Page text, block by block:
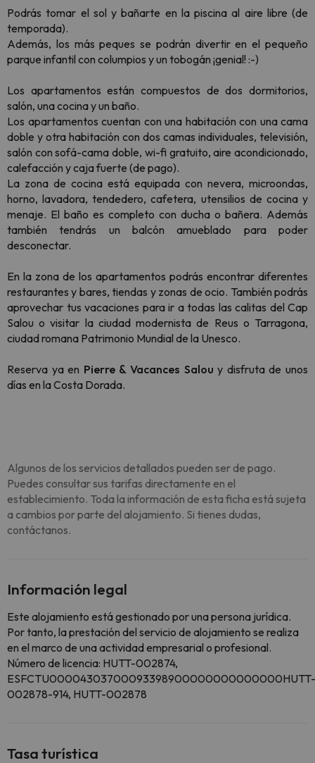
Podrás tomar el sol y bañarte en la piscina al aire libre (de
temporada).
Además, los más peques se podrán divertir en el pequeño
parque infantil con columpios y un tobogán ¡genial! :-)
Los apartamentos están compuestos de dos dormitorios,
salón, una cocina y un baño.
Los apartamentos cuentan con una habitación con una cama
doble y otra habitación con dos camas individuales, televisión,
salón con sofá-cama doble, wi-fi gratuito, aire acondicionado,
calefacción y caja fuerte (de pago).
La zona de cocina está equipada con nevera, microondas,
horno, lavadora, tendedero, cafetera, utensilios de cocina y
menaje. El baño es completo con ducha o bañera. Además
también tendrás un balcón amueblado para poder
desconectar.
En la zona de los apartamentos podrás encontrar diferentes
restaurantes y bares, tiendas y zonas de ocio. También podrás
aprovechar tus vacaciones para ir a todas las calitas del Cap
Salou o visitar la ciudad modernista de Reus o Tarragona,
ciudad romana Patrimonio Mundial de la Unesco.
Reserva ya en Pierre & Vacances Salou y disfruta de unos
días en la Costa Dorada.
Algunos de los servicios detallados pueden ser de pago.
Puedes consultar sus tarifas directamente en el
establecimiento. Toda la información de esta ficha está sujeta
a cambios por parte del alojamiento. Si tienes dudas,
contáctanos.
Información legal
Este alojamiento está gestionado por una persona jurídica.
Por tanto, la prestación del servicio de alojamiento se realiza
en el marco de una actividad empresarial o profesional.
Número de licencia: HUTT-002874,
ESFCTU00004303700093398900000000000000HUTT-
002878-914, HUTT-002878
Tasa turística